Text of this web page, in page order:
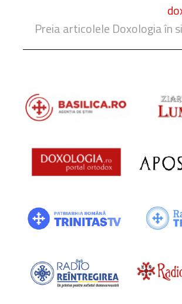
Preia articolele Doxologia în